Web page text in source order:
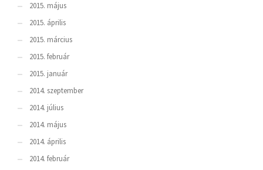
2015. május
2015. április
2015. március
2015. február
2015. január
2014. szeptember
2014. július
2014. május
2014. április
2014. február